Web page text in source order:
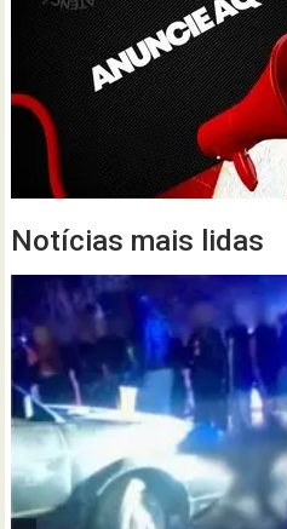
Notícias mais lidas